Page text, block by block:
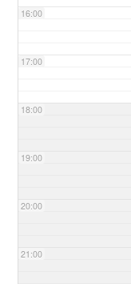
16:00
17:00
18:00
19:00
20:00
21:00